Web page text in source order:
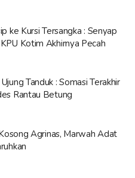
ke Kursi Tersangka : Senyap
Kotim Akhirnya Pecah
Tanduk : Somasi Terakhir
Rantau Betung
Agrinas, Marwah Adat